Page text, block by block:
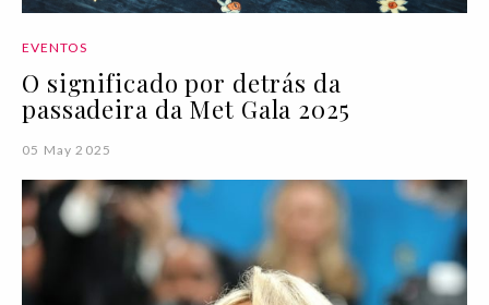
EVENTOS
O significado por detrás da
passadeira da Met Gala 2025
05 May 2025